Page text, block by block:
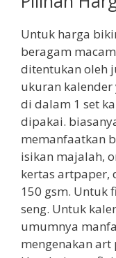
Untuk harga
beragam
ditentukan oleh
ukuran
di dalam 1 set
dipakai.
memanfaatkan
isikan majalah,
kertas artpaper,
150 gsm. Untuk
seng. Untuk
umumnya
mengenakan art